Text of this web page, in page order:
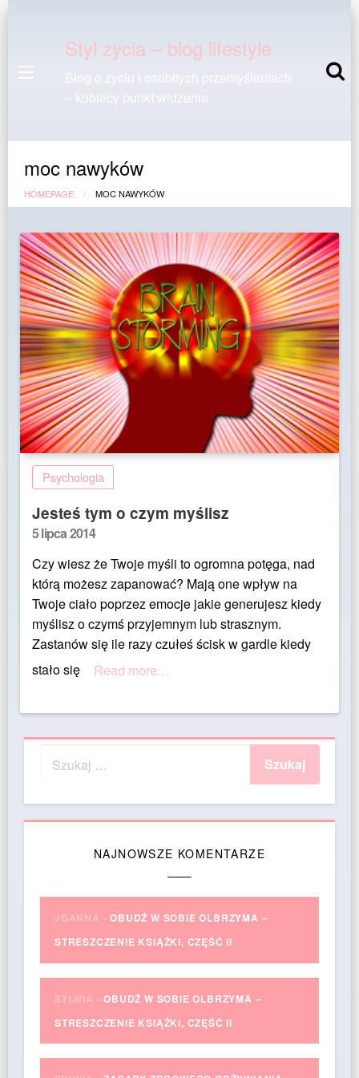
Styl zycia – blog lifestyle
– kobiecy punkt widzenia
moc nawyków
HOMEPAGE MOC NAWYKÓW
Psychologia
Jesteś tym o czym myślisz
Posted
5 lipca 2014
Czy wiesz że Twoje myśli to ogromna potęga, nad
którą możesz zapanować? Mają one wpływ na
Twoje ciało poprzez emocje jakie generujesz kiedy
myślisz o czymś przyjemnym lub strasznym.
Zastanów się ile razy czułeś ścisk w gardle kiedy
stało się
Read more…
NAJNOWSZE KOMENTARZE
JOANNA -OBUDŹ W SOBIE OLBRZYMA –
STRESZCZENIE KSIĄŻKI, CZĘŚĆ II
SYLWIA -OBUDŹ W SOBIE OLBRZYMA –
STRESZCZENIE KSIĄŻKI, CZĘŚĆ II